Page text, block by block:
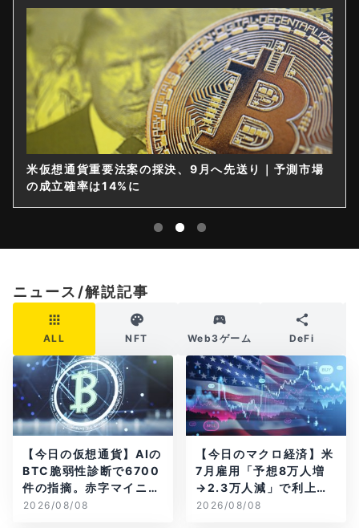
米仮想通貨重要法案の採決、9月へ先送り｜予測市場
の成立確率は14%に
ニュース/解説記事
ALL NFT Web3ゲーム DeFi
【今日の仮想通貨】AIの
BTC脆弱性診断で6700
件の指摘。赤字マイニン
グ企業はAIに賭ける
2026/08/08
【今日のマクロ経済】米
7月雇用「予想8万人増
→2.3万人減」で利上げ
観測後退
2026/08/08